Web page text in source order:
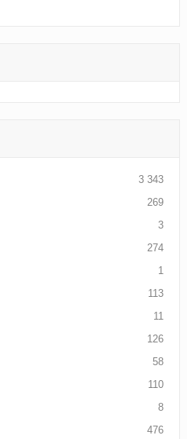
3 343
269
3
274
1
113
11
126
58
110
8
476